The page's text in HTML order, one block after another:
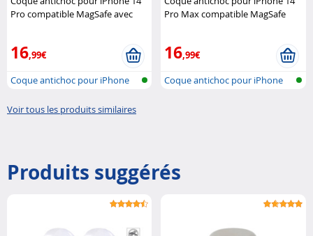
Pro compatible MagSafe avec
16,99€
Coque antichoc pour iPhone
Pro Max compatible MagSafe
16,99€
Coque antichoc pour iPhone
Voir tous les produits similaires
Produits suggérés